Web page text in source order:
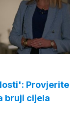
Provjerite
bruji cijela